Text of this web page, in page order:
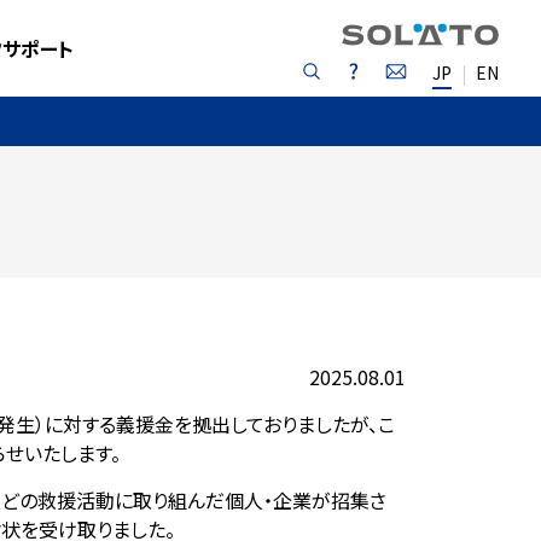
JP EN
ポート
2025.08.01
）に対する義援金を拠出しておりましたが、こ
いたします。
の救援活動に取り組んだ個人・企業が招集さ
を受け取りました。